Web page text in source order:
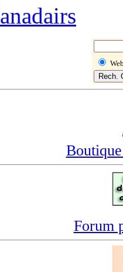
Forum